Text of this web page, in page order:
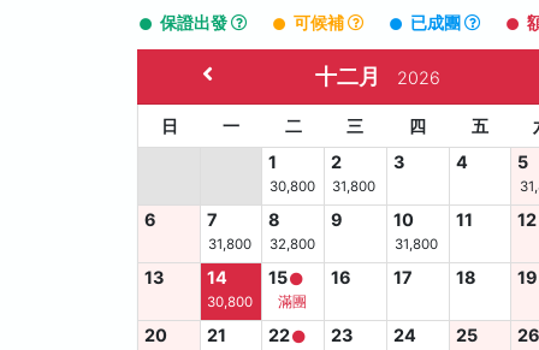
保證出發 可候補 已成團
十二月 2026
日 一 二 三 四 五
1
30,800
2
31,800
3 4 5
6 7
31,800
8
32,800
9 10
31,800
11 12
13 14
30,800
15
滿團
16 17 18 19
20 21 22 23 24 25